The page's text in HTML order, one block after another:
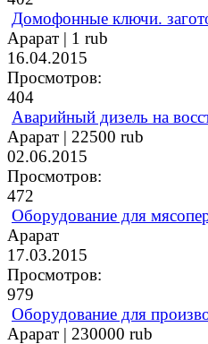
Домофонные ключи.
Арарат | 1 rub
16.04.2015
Просмотров:
404
Аварийный дизель на
Арарат | 22500 rub
02.06.2015
Просмотров:
472
Оборудование для
Арарат
17.03.2015
Просмотров:
979
Оборудование для
Арарат | 230000 rub